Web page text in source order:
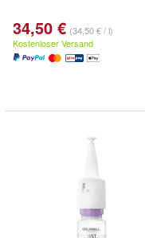
34,50 € (34,50 € / l)
Kostenloser Versand